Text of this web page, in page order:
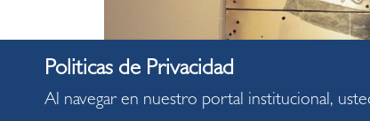
Al navegar en nuestro portal institucional,